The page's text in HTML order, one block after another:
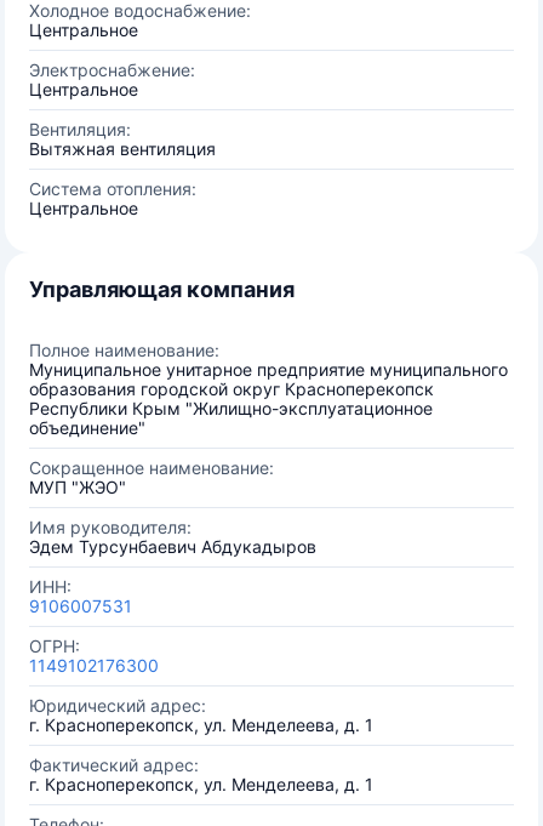
Холодное водоснабжение:
Центральное
Электроснабжение:
Центральное
Вентиляция:
Вытяжная вентиляция
Система отопления:
Центральное
Управляющая компания
Полное наименование:
Муниципальное унитарное предприятие муниципального
образования городской округ Красноперекопск
Республики Крым "Жилищно-эксплуатационное
объединение"
Сокращенное наименование:
МУП "ЖЭО"
Имя руководителя:
Эдем Турсунбаевич Абдукадыров
ИНН:
9106007531
ОГРН:
1149102176300
Юридический адрес:
г. Красноперекопск, ул. Менделеева, д. 1
Фактический адрес:
г. Красноперекопск, ул. Менделеева, д. 1